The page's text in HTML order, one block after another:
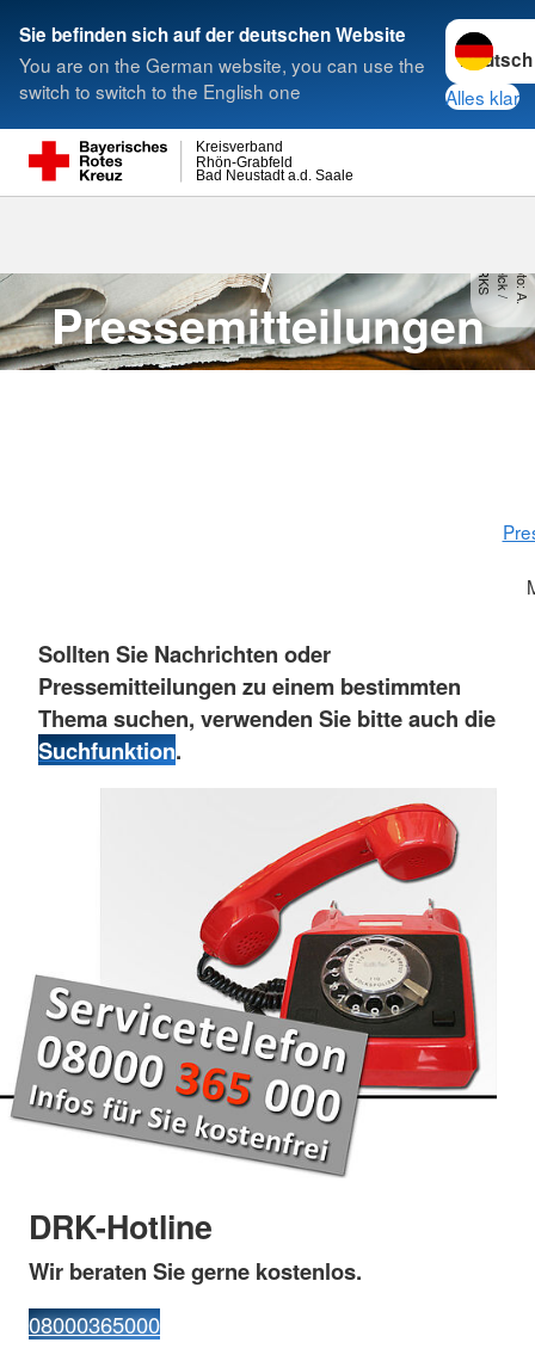
Sie befinden sich auf der deutschen Website
You are on the German website, you can use the
switch to switch to the English one
Sprache
Alles klar
Bad Neustadt a.d. Saale
Rhön-Grabfeld
Kreisverband
Suche
F
o
t
o
:
A
.
Z
e
lc
k
/
D
R
K
S
/
Pressemitteilungen
Sollten Sie Nachrichten oder
Pressemitteilungen zu einem bestimmten
Thema suchen, verwenden Sie bitte auch die
Suchfunktion.
DRK-Hotline
Wir beraten Sie gerne kostenlos.
08000365000